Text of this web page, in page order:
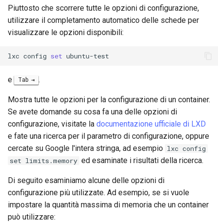
Web
Piuttosto che scorrere tutte le opzioni di configurazione,
utilizzare il completamento automatico delle schede per
visualizzare le opzioni disponibili:
lxc config set
e Tab .
Mostra tutte le opzioni per la configurazione di un container.
Se avete domande su cosa fa una delle opzioni di
configurazione, visitate la documentazione ufficiale di LXD
e fate una ricerca per il parametro di configurazione, oppure
cercate su Google l'intera stringa, ad esempio lxc config
set limits.memory ed esaminate i risultati della ricerca.
Di seguito esaminiamo alcune delle opzioni di
configurazione più utilizzate. Ad esempio, se si vuole
impostare la quantità massima di memoria che un container
può utilizzare: